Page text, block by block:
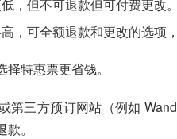
，但不可退款但可付费更改。
，可全额退款和更改的选项
特惠票更省钱。
第三方预订网站（例如
。